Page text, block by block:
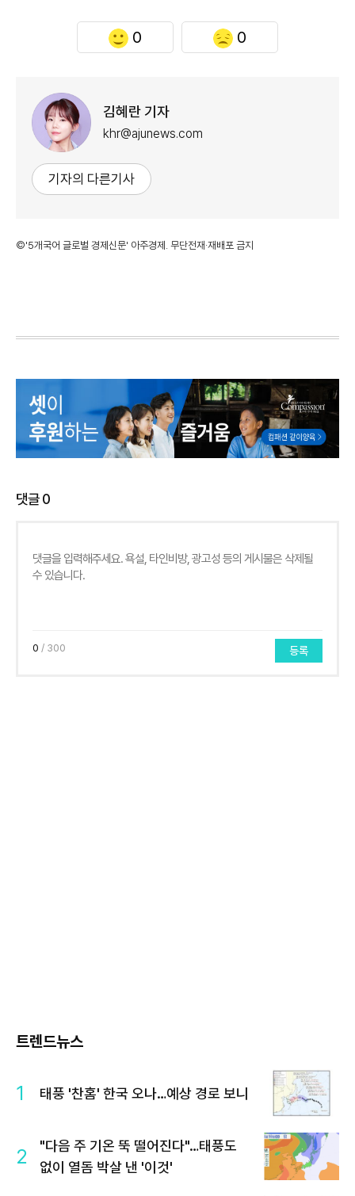
0 0
김혜란 기자
khr@ajunews.com
기자의 다른기사
©'5개국어 글로벌 경제신문' 아주경제. 무단전재·재배포 금지
댓글0
0 / 300 등록
트렌드뉴스
1 태풍 '찬홈' 한국 오나…예상 경로 보니
2
"다음 주 기온 뚝 떨어진다"…태풍도
없이 열돔 박살 낸 '이것'